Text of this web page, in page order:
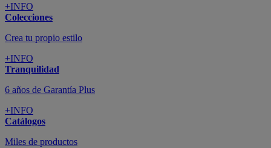
+INFO
Colecciones
Crea tu propio estilo
+INFO
Tranquilidad
6 años de Garantía Plus
+INFO
Catálogos
Miles de productos